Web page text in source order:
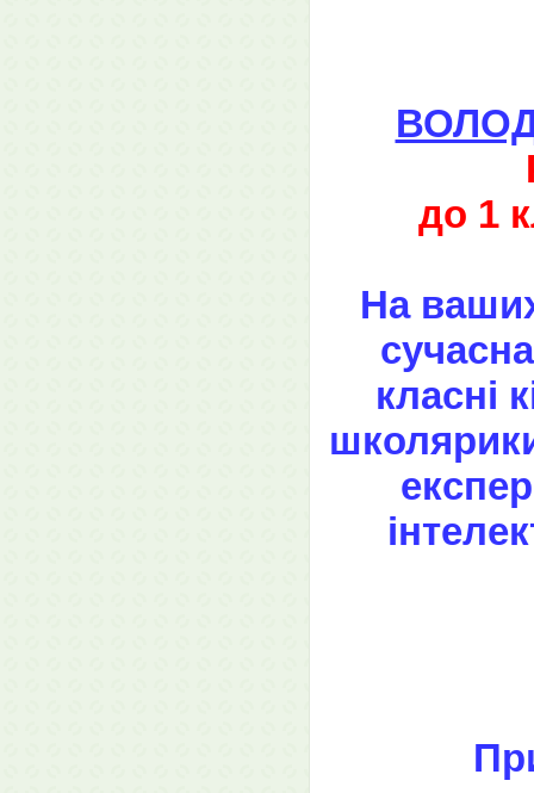
до 1
На
класні